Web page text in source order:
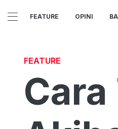
FEATURE OPINI
FEATURE